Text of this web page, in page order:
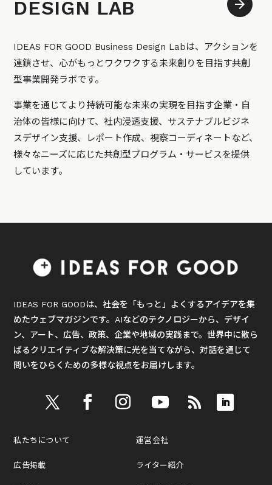
DESIGN LAB
IDEAS FOR GOOD Business Design Labは、アクションを
連鎖させ、心がもっとワクワクする未来創りを目指す共創
型事業開発ラボです。
事業を通じてより持続可能な未来の実現を目指す企業・自
治体の皆様に向けて、社内浸透支援、サステナブルビジネ
スデザイン支援、レポート作成、視察コーディネートなど、
様々なニーズに応じた共創型プログラム・サービスを提供
しています。
IDEAS FOR GOODは、社会を「もっと」よくするアイデアを集
めたウェブマガジンです。AIなどのテクノロジーから、デザイ
ン、アート、広告、政策、企業や地域の実践まで。世界中に散ら
ばるクリエイティブな解決策に光を当てながら、対話を通じて
問いをひらくための多様な視点をお届けします。
私たちについて
広告掲載
運営会社
ライター紹介